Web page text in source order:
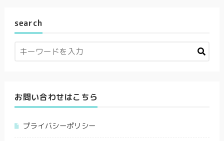
search
お問い合わせはこちら
プライバシーポリシー